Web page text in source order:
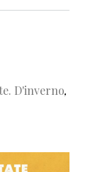
D'inverno,